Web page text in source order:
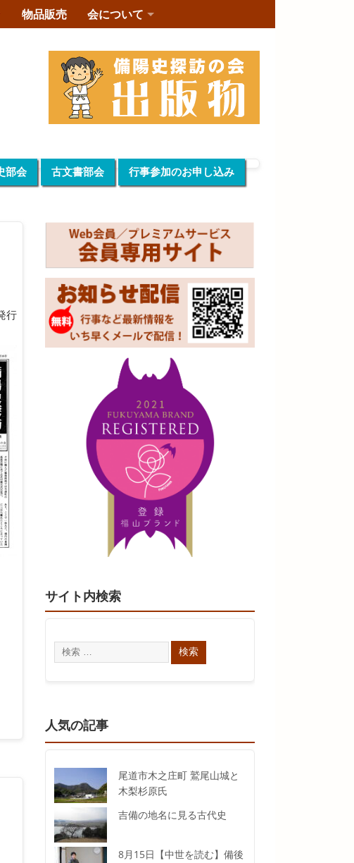
物品販売 会について
部会 古文書部会 行事参加のお申し込み
行
サイト内検索
人気の記事
尾道市木之庄町 鷲尾山城と
木梨杉原氏
吉備の地名に見る古代史
8月15日【中世を読む】備後